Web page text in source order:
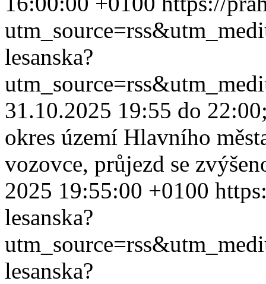
lesanska?
31.10.2025 19:55 do
okres území Hlavního
vozovce, průjezd se
2025 19:55:00 +0100
lesanska?
lesanska?